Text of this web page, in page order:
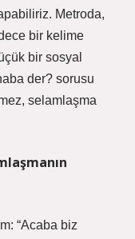
Metroda,
bir kelime
bir sosyal
der? sorusu
selamlaşma
“Acaba biz